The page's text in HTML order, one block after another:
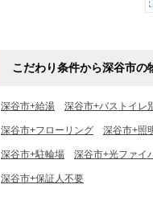
こだわり条件から深谷市の
深谷市+給湯 深谷市+バストイレ
深谷市+フローリング 深谷市+照
深谷市+駐輪場 深谷市+光ファイ
深谷市+保証人不要